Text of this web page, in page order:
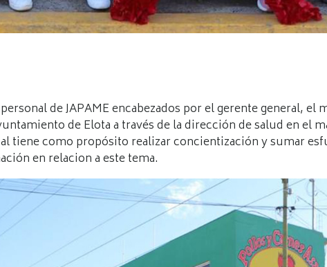
de JAPAME encabezados por el gerente general,
de Elota a través de la dirección de salud en el
tiene como propósito realizar concientización y sumar
en relacion a este tema.